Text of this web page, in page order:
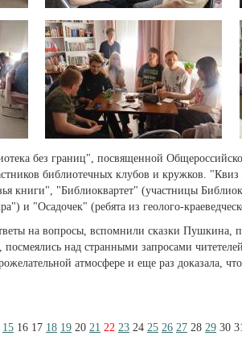
без границ", посвященной
библиотечных клубов и кружков.
книги", "Библиоквартет" (участницы
и "Осадочек" (ребята из геолого-
на вопросы, вспомнили сказки Пушкина,
посмеялись над странными запросами
атмосфере и еще раз доказала,
15 16 17 18 19 20 21 22 23 24 25 26 27 28 29 30